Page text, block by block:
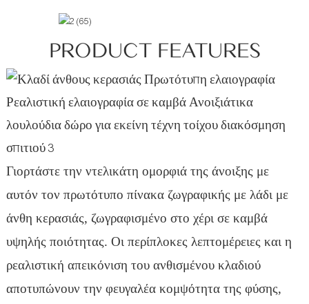
PRODUCT FEATURES
Γιορτάστε την ντελικάτη ομορφιά της άνοιξης με
αυτόν τον πρωτότυπο πίνακα ζωγραφικής με λάδι με
άνθη κερασιάς, ζωγραφισμένο στο χέρι σε καμβά
υψηλής ποιότητας. Οι περίπλοκες λεπτομέρειες και η
ρεαλιστική απεικόνιση του ανθισμένου κλαδιού
αποτυπώνουν την φευγαλέα κομψότητα της φύσης,